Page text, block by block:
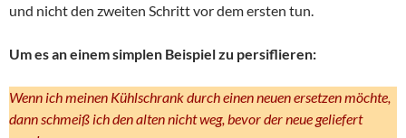
und nicht den zweiten Schritt vor dem ersten tun.
Um es an einem simplen Beispiel zu persiflieren:
Wenn ich meinen Kühlschrank durch einen neuen ersetzen möchte,
dann schmeiß ich den alten nicht weg, bevor der neue geliefert